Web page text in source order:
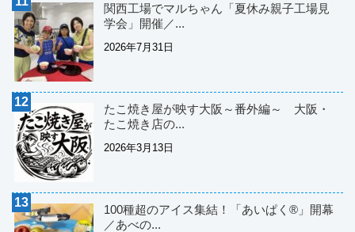
関西工場でマルちゃん「夏休み親子工場見
学会」開催／...
2026年7月31日
たこ焼き屋が映す大阪～番外編～ 大阪・
たこ焼き店の...
2026年3月13日
100種超のアイス集結！「あいぱく®」開幕
／あべの...